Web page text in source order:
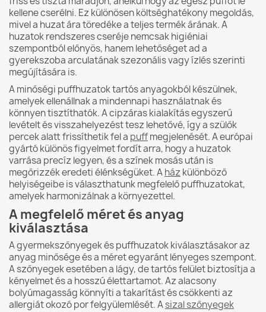
kellene cserélni. Ez különösen költséghatékony megoldás,
mivel a huzat ára töredéke a teljes termék árának. A
huzatok rendszeres cseréje nemcsak higiéniai
szempontból előnyös, hanem lehetőséget ad a
gyerekszoba arculatának szezonális vagy ízlés szerinti
megújítására is.
A minőségi puffhuzatok tartós anyagokból készülnek,
amelyek ellenállnak a mindennapi használatnak és
könnyen tisztíthatók. A cipzáras kialakítás egyszerű
levételt és visszahelyezést tesz lehetővé, így a szülők
percek alatt frissíthetik fel a puffmegjelenését. A európai
gyártó különös figyelmet fordít arra, hogy a huzatok
varrása precíz legyen, és a színek mosás után is
megőrizzék eredeti élénkségüket. Aház különböző
helyiségeibe is választhatunk megfelelő puffhuzatokat,
amelyek harmonizálnak a környezettel.
A megfelelő méret és anyag
kiválasztása
A gyermekszőnyegek és puffhuzatok kiválasztásakor az
anyag minősége és a méret egyaránt lényeges szempont.
A szőnyegek esetében a lágy, de tartós felület biztosítja a
kényelmet és a hosszú élettartamot. Az alacsony
bolyúmagasság könnyíti a takarítást és csökkenti az
allergiát okozó por felgyülemlését. Asizal szőnyegek